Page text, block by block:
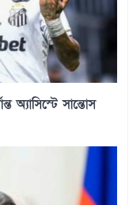
অ্যাসিস্টে সান্তোস